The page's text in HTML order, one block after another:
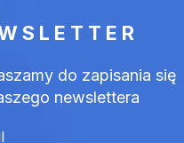
do zapisania się
newslettera